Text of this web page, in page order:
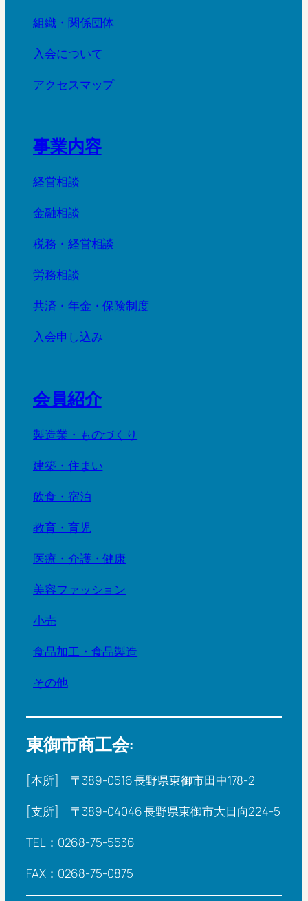
組織・関係団体
入会について
アクセスマップ
事業内容
経営相談
金融相談
税務・経営相談
労務相談
共済・年金・保険制度
入会申し込み
会員紹介
製造業・ものづくり
建築・住まい
飲食・宿泊
教育・育児
医療・介護・健康
美容ファッション
小売
食品加工・食品製造
その他
東御市商工会:
[本所] 〒389-0516 長野県東御市田中178-2
[支所] 〒389-04046 長野県東御市大日向224-5
TEL：0268-75-5536
FAX：0268-75-0875